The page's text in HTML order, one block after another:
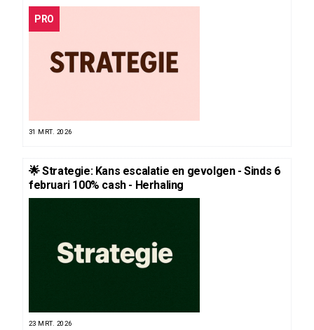
PRO
31 MRT. 2026
🌟 Strategie: Kans escalatie en gevolgen - Sinds 6
februari 100% cash - Herhaling
23 MRT. 2026